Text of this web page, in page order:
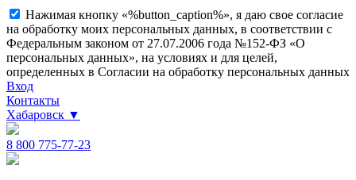
Нажимая кнопку «%button_caption%», я даю свое согласие
на обработку моих персональных данных, в соответствии с
Федеральным законом от 27.07.2006 года №152-ФЗ «О
персональных данных», на условиях и для целей,
определенных в Согласии на обработку персональных данных
Вход
Контакты
Хабаровск ▼
8 800 775-77-23